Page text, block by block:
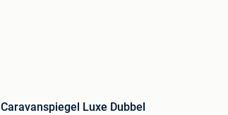
Caravanspiegel Luxe Dubbel